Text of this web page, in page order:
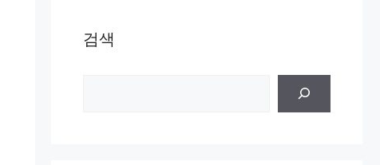
검색